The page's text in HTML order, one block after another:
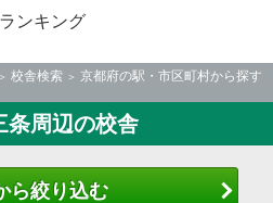
ンキング
校舎検索
京都府の駅・市区町村から探す
条周辺の校舎
ら絞り込む